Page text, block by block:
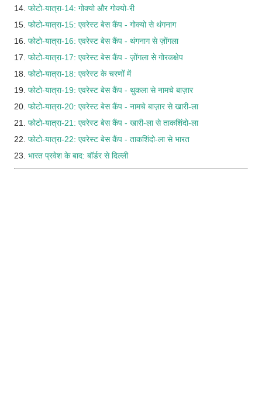
14. फोटो-यात्रा-14: गोक्यो और गोक्यो-री
15. फोटो-यात्रा-15: एवरेस्ट बेस कैंप - गोक्यो से थंगनाग
16. फोटो-यात्रा-16: एवरेस्ट बेस कैंप - थंगनाग से ज़ोंगला
17. फोटो-यात्रा-17: एवरेस्ट बेस कैंप - ज़ोंगला से गोरकक्षेप
18. फोटो-यात्रा-18: एवरेस्ट के चरणों में
19. फोटो-यात्रा-19: एवरेस्ट बेस कैंप - थुकला से नामचे बाज़ार
20. फोटो-यात्रा-20: एवरेस्ट बेस कैंप - नामचे बाज़ार से खारी-ला
21. फोटो-यात्रा-21: एवरेस्ट बेस कैंप - खारी-ला से ताकशिंदो-ला
22. फोटो-यात्रा-22: एवरेस्ट बेस कैंप - ताकशिंदो-ला से भारत
23. भारत प्रवेश के बाद: बॉर्डर से दिल्ली